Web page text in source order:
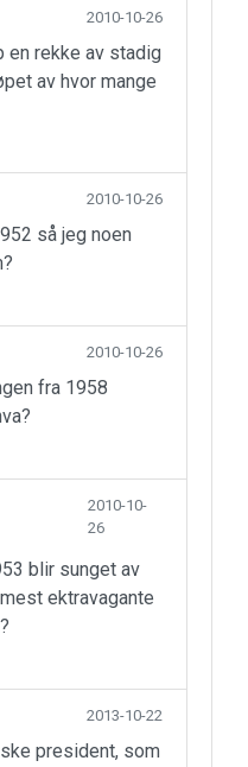
2010-10-26
en rekke av stadig
av hvor mange
2010-10-26
så jeg noen
2010-10-26
fra 1958
2010-10-
26
blir sunget av
ektravagante
2013-10-22
president, som